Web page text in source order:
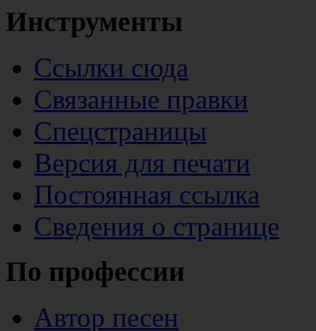
Инструменты
Ссылки сюда
Связанные правки
Спецстраницы
Версия для печати
Постоянная ссылка
Сведения о странице
По профессии
Автор песен